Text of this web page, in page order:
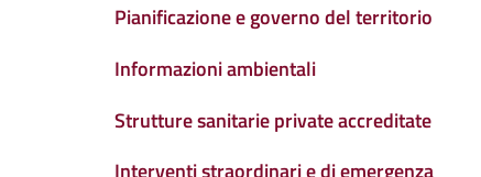
Pianificazione e governo del territorio
Informazioni ambientali
Strutture sanitarie private accreditate